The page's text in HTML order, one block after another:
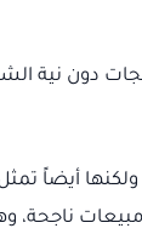
دون نية
أيضاً
ناجحة،